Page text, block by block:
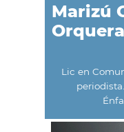
Marizú
Orquera
Lic en